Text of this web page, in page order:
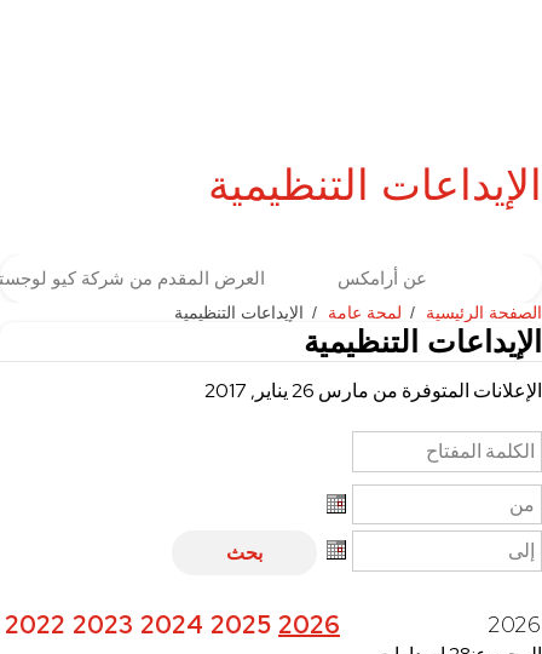
الإيداعات التنظيمية
عن أرامكس العرض المقدم من شركة كيو
الصفحة الرئيسية لمحة عامة الإيداعات التنظيمية
الإيداعات التنظيمية